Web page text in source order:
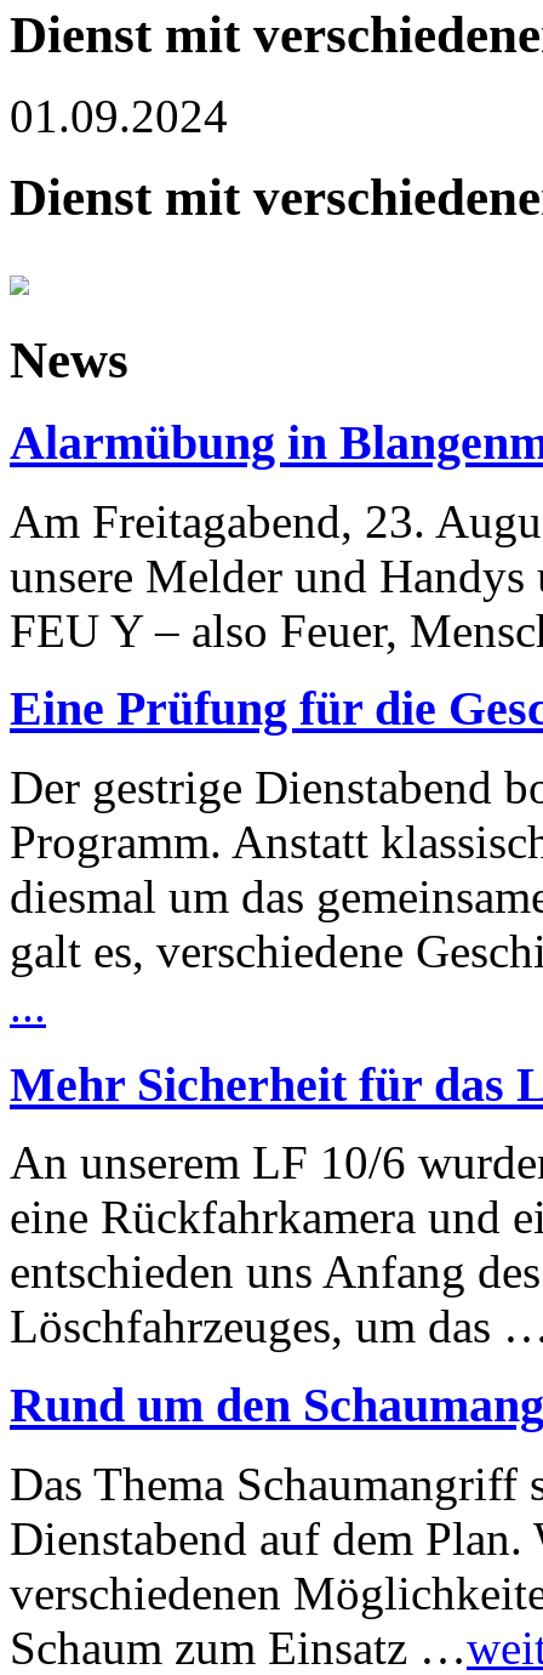
Dienst mit
01.09.2024
Dienst mit
News
Alarmübung in
Am Freitagabend, 23.
unsere Melder und
FEU Y – also Feuer,
Eine Prüfung für die
Der gestrige Dienstabend
Programm. Anstatt
diesmal um das
galt es, verschiedene
...
Mehr Sicherheit für das
An unserem LF 10/6
eine Rückfahrkamera und
entschieden uns Anfang
Löschfahrzeuges, um das
Rund um den
Das Thema Schaumangriff
Dienstabend auf dem
verschiedenen
Schaum zum Einsatz …